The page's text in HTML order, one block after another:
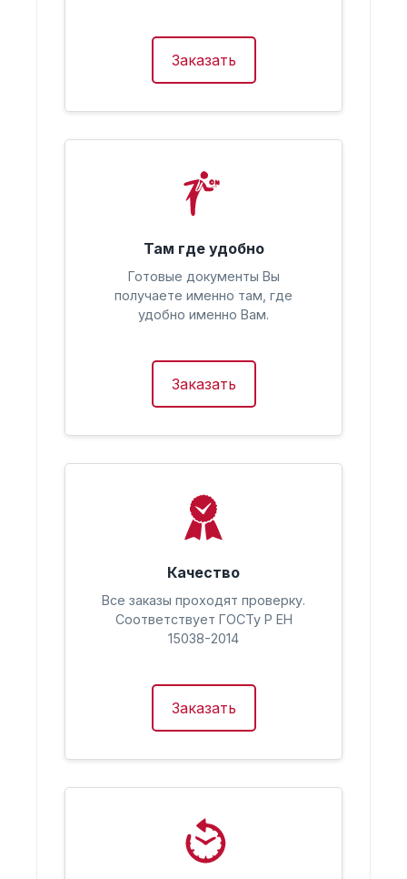
Заказать
Там где удобно
Готовые документы Вы
получаете именно там, где
удобно именно Вам.
Заказать
Качество
Все заказы проходят проверку.
Соответствует ГОСТу Р ЕН
15038-2014
Заказать